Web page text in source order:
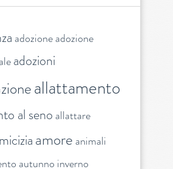
adozioneadozione
adozioni
allattamento
al seno allattare
amore animali
autunno inverno